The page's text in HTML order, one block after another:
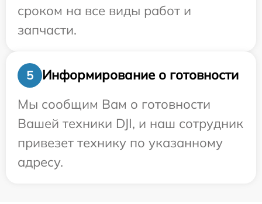
сроком на все виды работ и
запчасти.
5
Информирование о готовности
Мы сообщим Вам о готовности
Вашей техники DJI, и наш сотрудник
привезет технику по указанному
адресу.